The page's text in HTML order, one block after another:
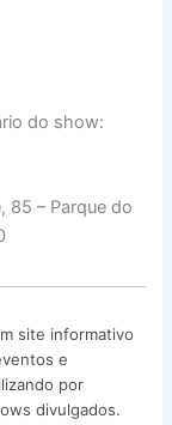
do show:
85 – Parque do
site informativo
e
por
divulgados.